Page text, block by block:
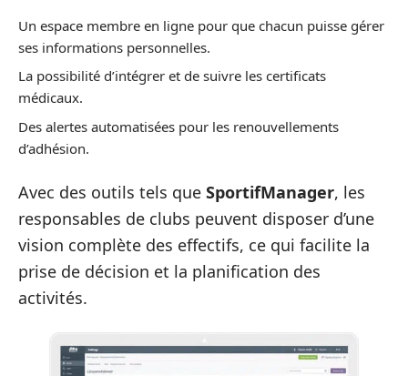
Un espace membre en ligne pour que chacun puisse gérer
ses informations personnelles.
La possibilité d’intégrer et de suivre les certificats
médicaux.
Des alertes automatisées pour les renouvellements
d’adhésion.
Avec des outils tels que SportifManager, les
responsables de clubs peuvent disposer d’une
vision complète des effectifs, ce qui facilite la
prise de décision et la planification des
activités.